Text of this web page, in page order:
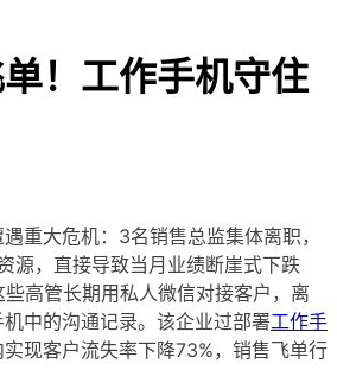
！工作手机守住
重大危机：3名销售总监集体离职，
源，直接导致当月业绩断崖式下跌
高管长期用私人微信对接客户，离
中的沟通记录。该企业过部署工作手
现客户流失率下降73%，销售飞单行